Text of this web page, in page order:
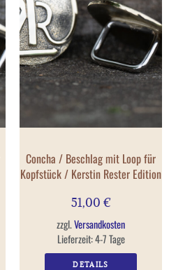
Concha / Beschlag mit Loop für
Kopfstück / Kerstin Rester Edition
51,00 €
zzgl.Versandkosten
Lieferzeit:4-7 Tage
DETAILS